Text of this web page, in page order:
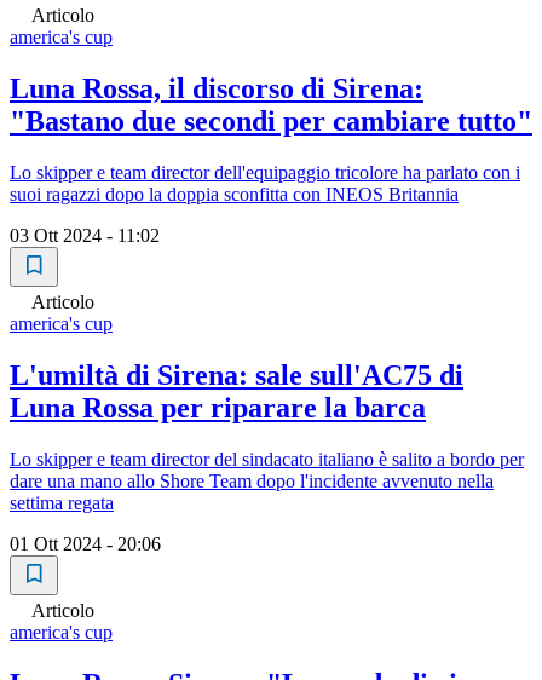
Articolo
america's cup
Luna Rossa, il discorso di Sirena:
"Bastano due secondi per cambiare tutto"
Lo skipper e team director dell'equipaggio tricolore ha parlato con i
suoi ragazzi dopo la doppia sconfitta con INEOS Britannia
03 Ott 2024 - 11:02
Articolo
america's cup
L'umiltà di Sirena: sale sull'AC75 di
Luna Rossa per riparare la barca
Lo skipper e team director del sindacato italiano è salito a bordo per
dare una mano allo Shore Team dopo l'incidente avvenuto nella
settima regata
01 Ott 2024 - 20:06
Articolo
america's cup